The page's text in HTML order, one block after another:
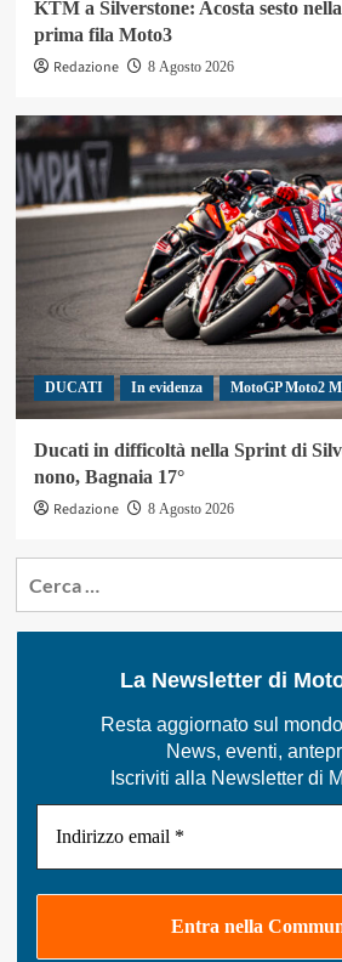
KTM a Silverstone: Acosta sesto
prima fila Moto3
Redazione
8 Agosto 2026
DUCATI In evidenza MotoGP Moto2
Ducati in difficoltà nella Sprint di
nono, Bagnaia 17°
Redazione
8 Agosto 2026
La Newsletter di
Resta aggiornato sul
News, eventi,
Iscriviti alla Newsletter di